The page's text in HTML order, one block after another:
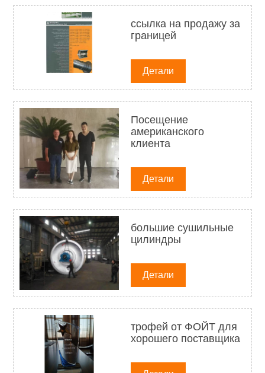
ссылка на продажу за
границей
Детали
Посещение
американского
клиента
Детали
большие сушильные
цилиндры
Детали
трофей от ФОЙТ для
хорошего поставщика